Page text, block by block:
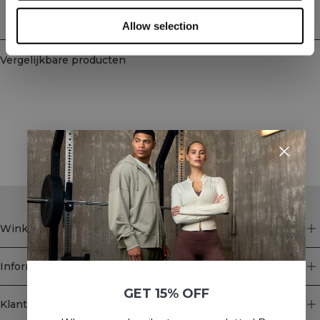
Allow selection
Bezorging en retouren
Vergelijkbare producten
STYLE WITH
Winkel
Informatie
Klantenservice
GET 15% OFF